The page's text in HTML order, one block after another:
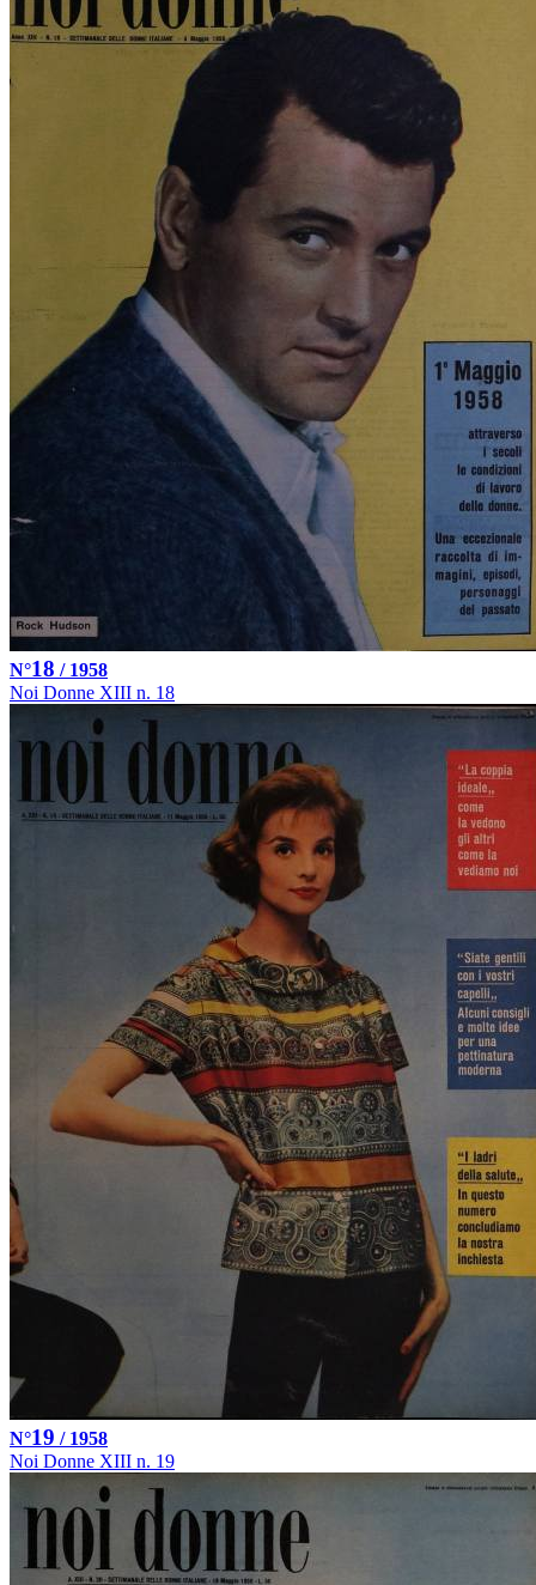
N°18 / 1958
Noi Donne XIII n. 18
N°19 / 1958
Noi Donne XIII n. 19